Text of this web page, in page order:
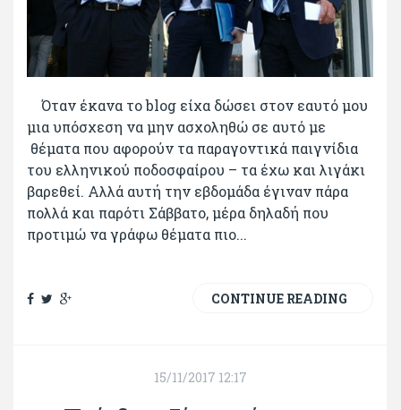
Όταν έκανα το blog είχα δώσει στον εαυτό μου
μια υπόσχεση να μην ασχοληθώ σε αυτό με
θέματα που αφορούν τα παραγοντικά παιγνίδια
του ελληνικού ποδοσφαίρου – τα έχω και λιγάκι
βαρεθεί. Αλλά αυτή την εβδομάδα έγιναν πάρα
πολλά και παρότι Σάββατο, μέρα δηλαδή που
προτιμώ να γράφω θέματα πιο...
CONTINUE READING
15/11/2017 12:17